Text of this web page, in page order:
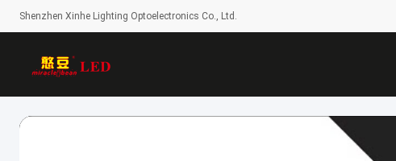
Shenzhen Xinhe Lighting Optoelectronics Co., Ltd.